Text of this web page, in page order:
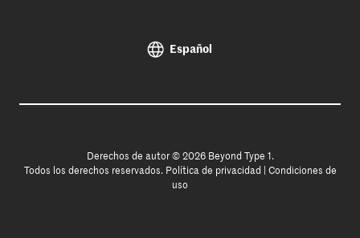
Español
Derechos de autor © 2026 Beyond Type 1.
Todos los derechos reservados. Política de privacidad
Condiciones de
uso